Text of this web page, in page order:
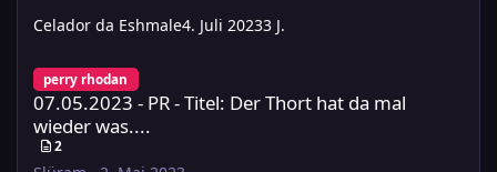
Celador da Eshmale4. Juli 20233 J.
07.05.2023 - PR - Titel: Der Thort hat da mal wieder was....
perry rhodan
07.05.2023 - PR - Titel: Der Thort hat da mal
wieder was....
2